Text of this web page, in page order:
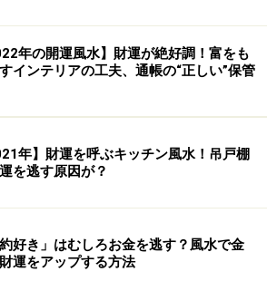
頓を
事運に直結します。基本的にいい運
とは、必要なものだけを置き、不要
つも整理整頓を心がけていれば大丈
書類や資料などをそのままにしてお
がたまって新しい仕事にも影響して
だけ早く処分しましょう。
年の開運風水】財運が絶好調！富をも
インテリアの工夫、通帳の“正しい”保管
年】財運を呼ぶキッチン風水！吊戸棚
を逃す原因が？
約好き」はむしろお金を逃す？風水で金
運をアップする方法